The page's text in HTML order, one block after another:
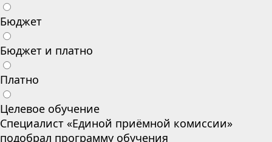
Бюджет
Бюджет и платно
Платно
Целевое обучение
Специалист «Единой приёмной комиссии»
подобрал программу обучения